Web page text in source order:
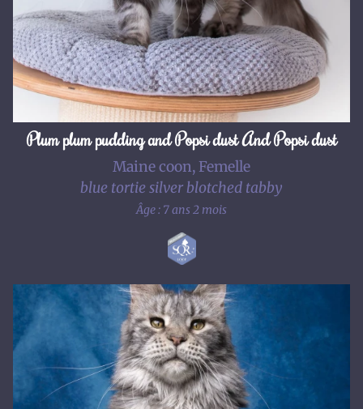
Plum plum pudding and Popsi dust And Popsi dust
Maine coon, Femelle
blue tortie silver blotched tabby
Âge : 7 ans 2 mois